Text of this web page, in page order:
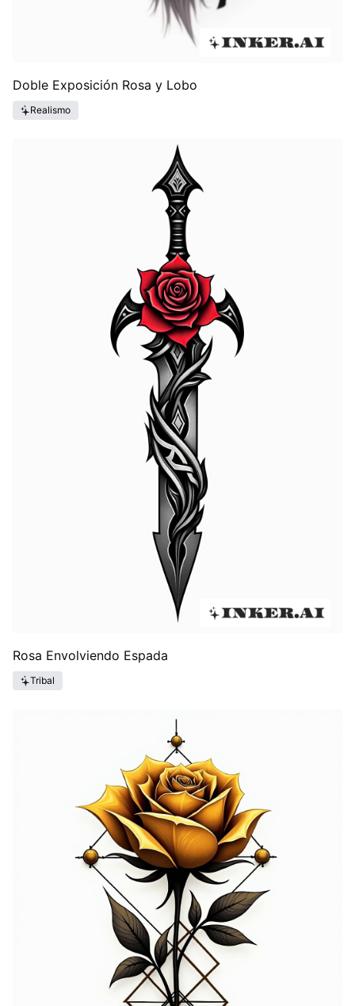
Doble Exposición Rosa y Lobo
Realismo
Rosa Envolviendo Espada
Tribal